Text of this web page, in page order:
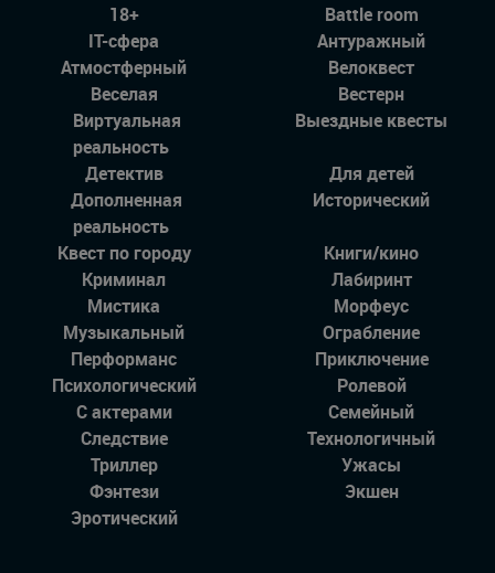
18+
Battle room
IT-сфера
Антуражный
Атмостферный
Велоквест
Веселая
Вестерн
Виртуальная
реальность
Выездные квесты
Детектив
Для детей
Дополненная
реальность
Исторический
Квест по городу
Книги/кино
Криминал
Лабиринт
Мистика
Морфеус
Музыкальный
Ограбление
Перформанс
Приключение
Психологический
Ролевой
С актерами
Семейный
Следствие
Технологичный
Триллер
Ужасы
Фэнтези
Экшен
Эротический